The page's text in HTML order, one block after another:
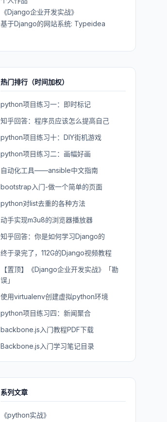
《Django企业开发实战》
基于Django的网站系统: Typeidea
热门排行（时间加权）
python项目练习一：即时标记
知乎回答：程序员应该怎么提高自己
python项目练习十：DIY街机游戏
python项目练习二：画幅好画
自动化工具——ansible中文指南
bootstrap入门-做一个简单的页面
python对list去重的各种方法
动手实现m3u8的浏览器播放器
知乎回答：你是如何学习Django的
终于录完了，112G的Django视频教程
【置顶】《Django企业开发实战》「勘
误」
使用virtualenv创建虚拟python环境
python项目练习四：新闻聚合
backbone.js入门教程PDF下载
Backbone.js入门学习笔记目录
系列文章
《python实战》